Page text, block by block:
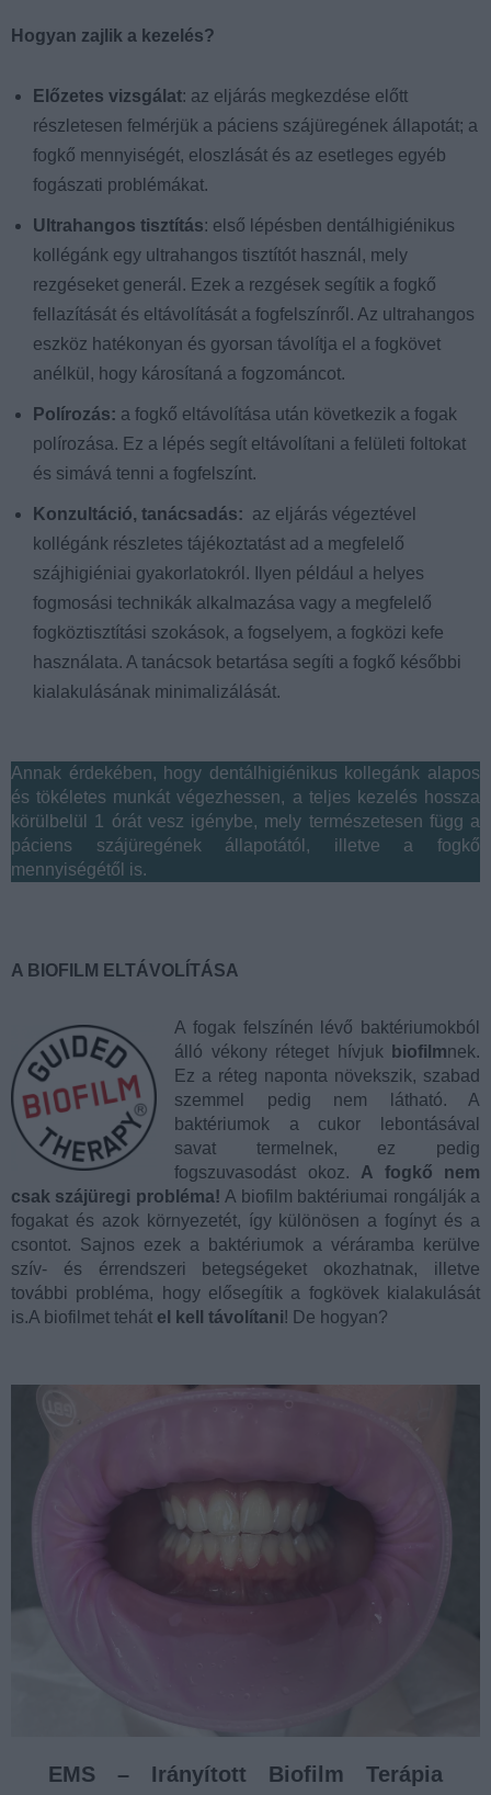
Hogyan zajlik a kezelés?
Előzetes vizsgálat: az eljárás megkezdése előtt
részletesen felmérjük a páciens szájüregének állapotát; a
fogkő mennyiségét, eloszlását és az esetleges egyéb
fogászati problémákat.
Ultrahangos tisztítás: első lépésben dentálhigiénikus
kollégánk egy ultrahangos tisztítót használ, mely
rezgéseket generál. Ezek a rezgések segítik a fogkő
fellazítását és eltávolítását a fogfelszínről. Az ultrahangos
eszköz hatékonyan és gyorsan távolítja el a fogkövet
anélkül, hogy károsítaná a fogzománcot.
Polírozás: a fogkő eltávolítása után következik a fogak
polírozása. Ez a lépés segít eltávolítani a felületi foltokat
és simává tenni a fogfelszínt.
Konzultáció, tanácsadás: az eljárás végeztével
kollégánk részletes tájékoztatást ad a megfelelő
szájhigiéniai gyakorlatokról. Ilyen például a helyes
fogmosási technikák alkalmazása vagy a megfelelő
fogköztisztítási szokások, a fogselyem, a fogközi kefe
használata. A tanácsok betartása segíti a fogkő későbbi
kialakulásának minimalizálását.
Annak érdekében, hogy dentálhigiénikus kollegánk alapos
és tökéletes munkát végezhessen, a teljes kezelés hossza
körülbelül 1 órát vesz igénybe, mely természetesen függ a
páciens szájüregének állapotától, illetve a fogkő
mennyiségétől is.
A BIOFILM ELTÁVOLÍTÁSA
A fogak felszínén lévő baktériumokból
álló vékony réteget hívjuk
biofilmnek.
Ez a réteg naponta növekszik, szabad
szemmel pedig nem látható. A
baktériumok a cukor lebontásával
savat termelnek, ez pedig
fogszuvasodást okoz. A fogkő nem
csak szájüregi probléma! A biofilm baktériumai rongálják a
fogakat és azok környezetét, így különösen a fogínyt és a
csontot. Sajnos ezek a baktériumok a véráramba kerülve
szív- és érrendszeri betegségeket okozhatnak, illetve
további probléma, hogy elősegítik a fogkövek kialakulását
is.A biofilmet tehát el kell távolítani! De hogyan?
EMS – Irányított Biofilm Terápia